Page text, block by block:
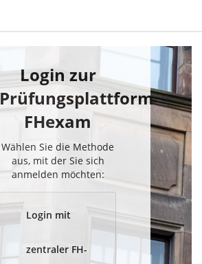
Login zur
Prüfungsplattform
FHexam
Wählen Sie die Methode
aus, mit der Sie sich
anmelden möchten:
Login mit
zentraler FH-